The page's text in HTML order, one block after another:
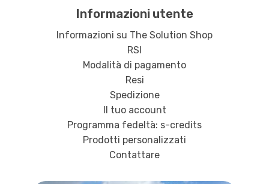
Informazioni utente
Informazioni su The Solution Shop
RSI
Modalità di pagamento
Resi
Spedizione
Il tuo account
Programma fedeltà: s-credits
Prodotti personalizzati
Contattare